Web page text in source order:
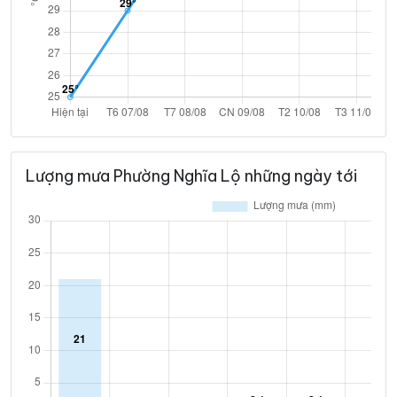
Lượng mưa Phường Nghĩa Lộ những ngày tới